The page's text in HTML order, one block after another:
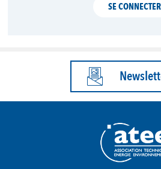
SE CONNECTER